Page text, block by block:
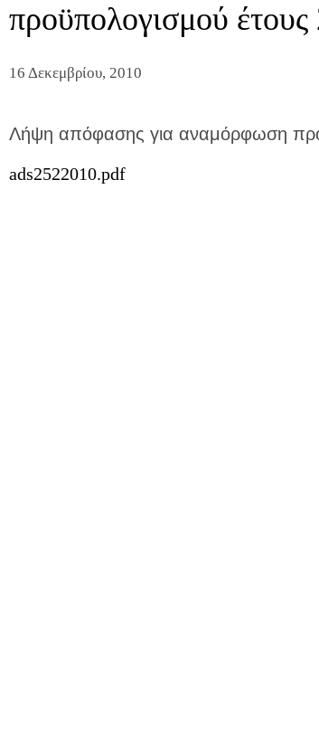
προϋπολογισμού έτους
16 Δεκεμβρίου, 2010
Λήψη απόφασης για αναμόρφωση
ads2522010.pdf